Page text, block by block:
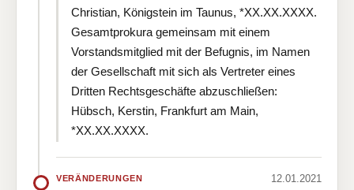
Christian, Königstein im Taunus, *XX.XX.XXXX.
Gesamtprokura gemeinsam mit einem
Vorstandsmitglied mit der Befugnis, im Namen
der Gesellschaft mit sich als Vertreter eines
Dritten Rechtsgeschäfte abzuschließen:
Hübsch, Kerstin, Frankfurt am Main,
*XX.XX.XXXX.
VERÄNDERUNGEN 12.01.2021